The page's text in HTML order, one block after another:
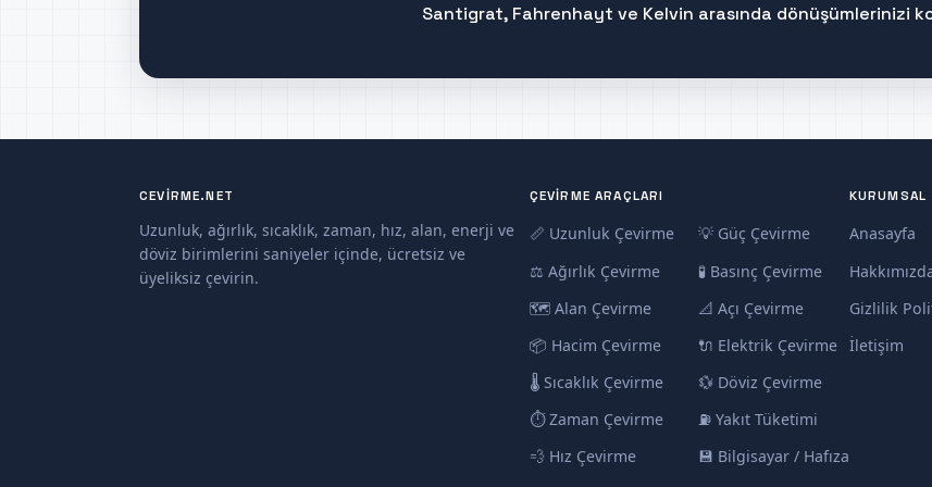
Santigrat, Fahrenhayt ve Kelvin arasında dönüşümlerinizi
CEVIRME.NET
Uzunluk, ağırlık, sıcaklık, zaman, hız, alan, enerji ve
döviz birimlerini saniyeler içinde, ücretsiz ve
üyeliksiz çevirin.
ÇEVIRME ARAÇLARI
📏 Uzunluk Çevirme
⚖️ Ağırlık Çevirme
🗺️ Alan Çevirme
📦 Hacim Çevirme
🌡️ Sıcaklık Çevirme
⏱️ Zaman Çevirme
💨 Hız Çevirme
💡 Güç Çevirme
🧪 Basınç Çevirme
📐 Açı Çevirme
🔌 Elektrik Çevirme
💱 Döviz Çevirme
⛽ Yakıt Tüketimi
💾 Bilgisayar / Hafıza
KURUMSAL
Anasayfa
Gizlilik
İletişim